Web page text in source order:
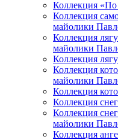
Коллекция
Коллекция
майолики
Коллекция
майолики
Коллекция
Коллекция
майолики
Коллекция
Коллекция
Коллекция
майолики
Коллекция